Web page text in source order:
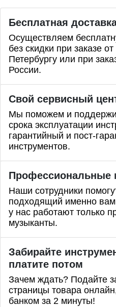
Бесплатная
Осуществляем
без скидки при заказе
Петербургу или при
России.
Свой сервисный
Мы поможем и
срока эксплуатации
гарантийный и пост-
инструментов.
Профессиональные
Наши сотрудники
подходящий именно вам
у нас работают только
музыканты.
Забирайте
платите потом
Зачем ждать? Подайте
страницы товара
банком за 2 минуты!